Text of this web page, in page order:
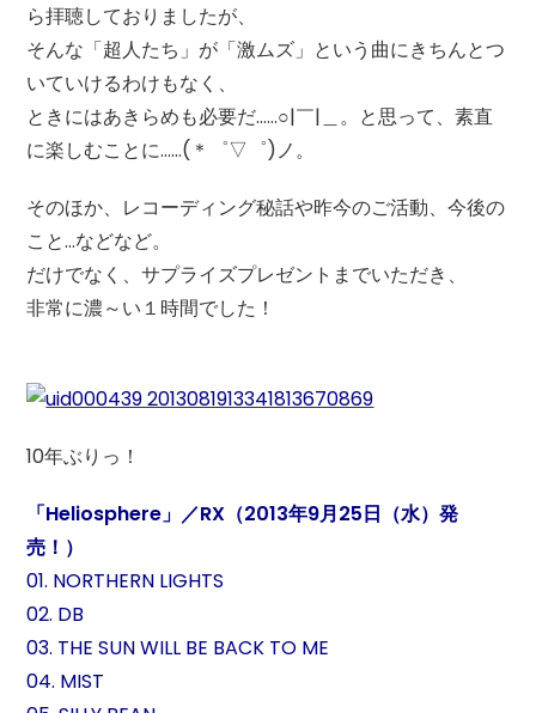
ら拝聴しておりましたが、
そんな「超人たち」が「激ムズ」という曲にきちんとつ
いていけるわけもなく、
ときにはあきらめも必要だ……○|￣|＿。と思って、素直
に楽しむことに……(＊゜▽゜)ノ。
そのほか、レコーディング秘話や昨今のご活動、今後の
こと…などなど。
だけでなく、サプライズプレゼントまでいただき、
非常に濃～い１時間でした！
10年ぶりっ！
「Heliosphere」／RX（2013年9月25日（水）発
売！）
01. NORTHERN LIGHTS
02. DB
03. THE SUN WILL BE BACK TO ME
04. MIST